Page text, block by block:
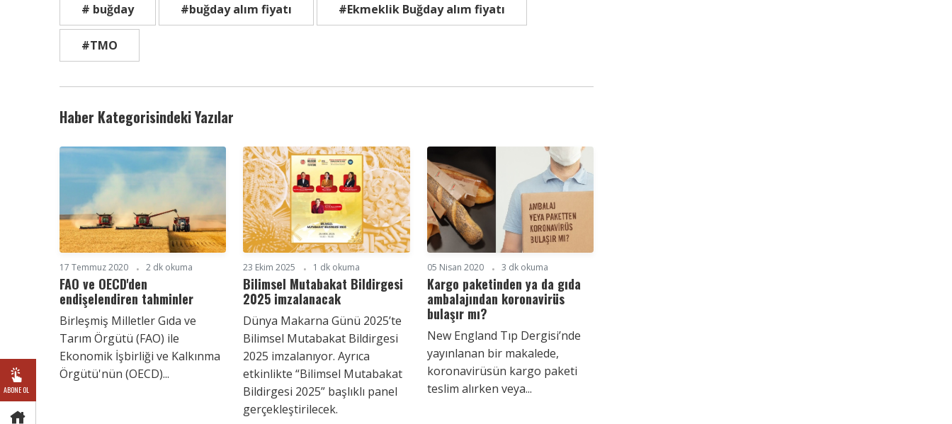
ABONE OL
# buğday #buğday alım fiyatı #Ekmeklik Buğday alım fiyatı
#TMO
Haber Kategorisindeki Yazılar
17 Temmuz 2020 2 dk okuma
FAO ve OECD'den
endişelendiren tahminler
Birleşmiş Milletler Gıda ve
Tarım Örgütü (FAO) ile
Ekonomik İşbirliği ve Kalkınma
Örgütü'nün (OECD)...
23 Ekim 2025 1 dk okuma
Bilimsel Mutabakat Bildirgesi
2025 imzalanacak
Dünya Makarna Günü 2025’te
Bilimsel Mutabakat Bildirgesi
2025 imzalanıyor. Ayrıca
etkinlikte “Bilimsel Mutabakat
Bildirgesi 2025” başlıklı panel
gerçekleştirilecek.
05 Nisan 2020 3 dk okuma
Kargo paketinden ya da gıda
ambalajından koronavirüs
bulaşır mı?
New England Tıp Dergisi’nde
yayınlanan bir makalede,
koronavirüsün kargo paketi
teslim alırken veya...